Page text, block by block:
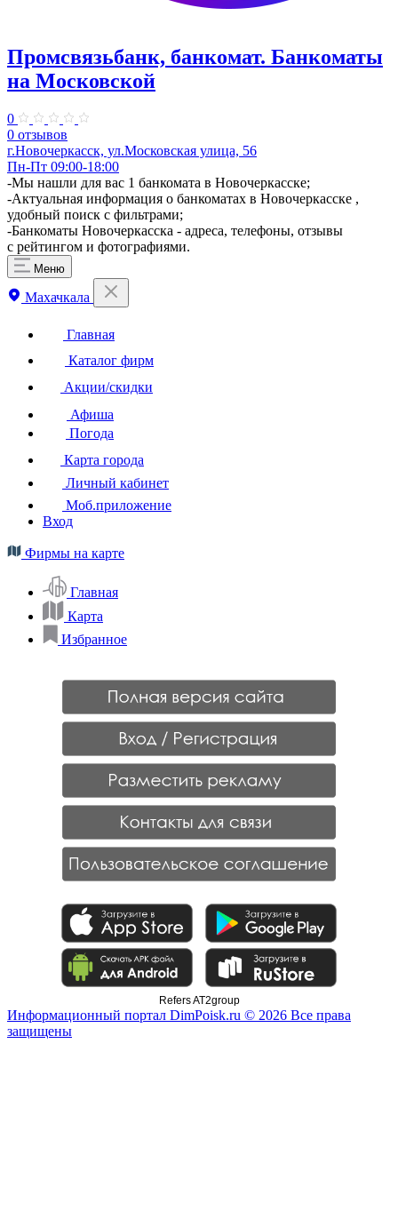
Промсвязьбанк, банкомат. Банкоматы
на Московской
0
0 отзывов
г.Новочеркасск, ул.Московская улица, 56
Пн-Пт 09:00-18:00
-Мы нашли для вас 1 банкомата в Новочеркасске;
-Актуальная информация о банкоматах в Новочеркасске ,
удобный поиск с фильтрами;
-Банкоматы Новочеркасска - адреса, телефоны, отзывы
с рейтингом и фотографиями.
Меню
Махачкала
Главная
Каталог фирм
Акции/скидки
Афиша
Погода
Карта города
Личный кабинет
Моб.приложение
Вход
Фирмы на карте
Главная
Карта
Избранное
Refers AT2group
Информационный портал DimPoisk.ru © 2026 Все права
защищены